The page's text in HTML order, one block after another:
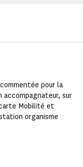
pour la
sur
Mobilité et
organisme